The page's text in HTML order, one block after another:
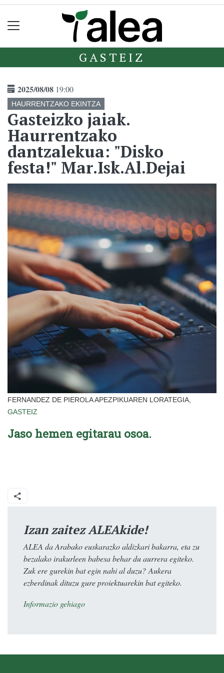
GASTEIZ
2025/08/08 19:00
HAURRENTZAKO EKINTZA
Gasteizko jaiak.
Haurrentzako
dantzalekua: "Disko
festa!" Mar.Isk.Al.Dejai
FERNANDEZ DE PIEROLA APEZPIKUAREN LORATEGIA,
GASTEIZ
Jaso hemen egitarau osoa.
Izan zaitez ALEAkide!
ALEA da Arabako euskarazko aldizkari bakarra, eta zu
bezalako irakurleen babesa behar du aurrera egiteko.
Zuk ere gurekin bat egin nahi al duzu? Aukera
ezberdinak dituzu gure proiektuarekin bat egiteko.
Informazio gehiago